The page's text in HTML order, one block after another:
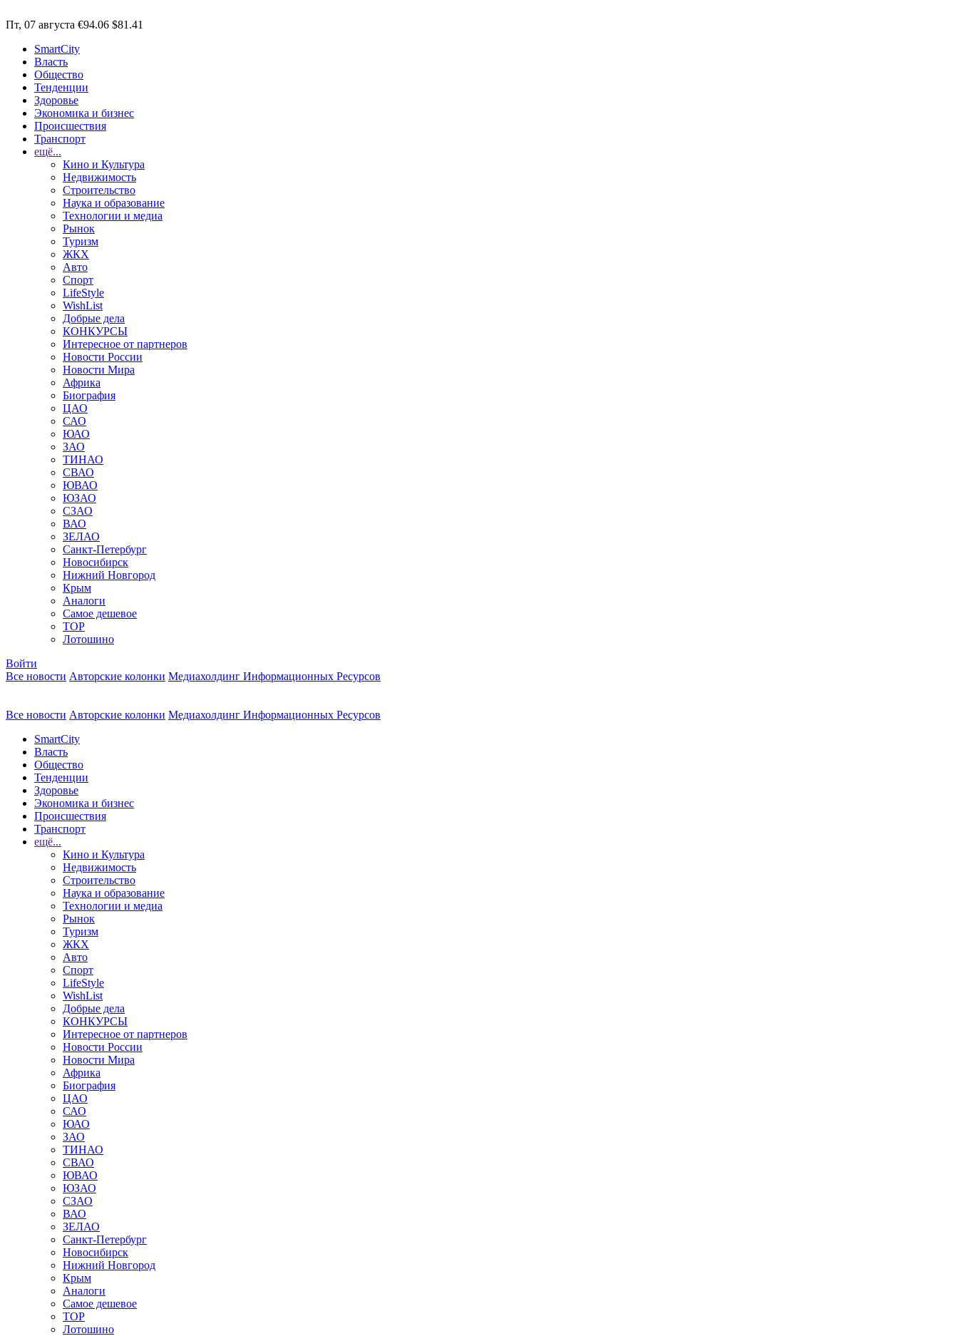
Пт, 07 августа €94.06 $81.41
SmartCity
Власть
Общество
Тенденции
Здоровье
Экономика и бизнес
Происшествия
Транспорт
ещё...
Кино и Культура
Недвижимость
Строительство
Наука и образование
Технологии и медиа
Рынок
Туризм
ЖКХ
Авто
Спорт
LifeStyle
WishList
Добрые дела
КОНКУРСЫ
Интересное от партнеров
Новости России
Новости Мира
Африка
Биография
ЦАО
САО
ЮАО
ЗАО
ТИНАО
СВАО
ЮВАО
ЮЗАО
СЗАО
ВАО
ЗЕЛАО
Санкт-Петербург
Новосибирск
Нижний Новгород
Крым
Аналоги
Самое дешевое
TOP
Лотошино
Войти
Все новости Авторские колонки Медиахолдинг Информационных Ресурсов
Все новости Авторские колонки Медиахолдинг Информационных Ресурсов
SmartCity
Власть
Общество
Тенденции
Здоровье
Экономика и бизнес
Происшествия
Транспорт
ещё...
Кино и Культура
Недвижимость
Строительство
Наука и образование
Технологии и медиа
Рынок
Туризм
ЖКХ
Авто
Спорт
LifeStyle
WishList
Добрые дела
КОНКУРСЫ
Интересное от партнеров
Новости России
Новости Мира
Африка
Биография
ЦАО
САО
ЮАО
ЗАО
ТИНАО
СВАО
ЮВАО
ЮЗАО
СЗАО
ВАО
ЗЕЛАО
Санкт-Петербург
Новосибирск
Нижний Новгород
Крым
Аналоги
Самое дешевое
TOP
Лотошино